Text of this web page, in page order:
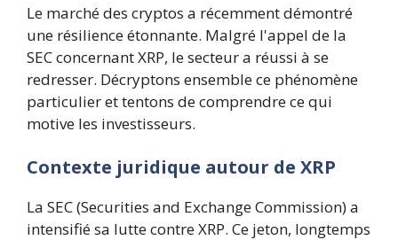
Le marché des cryptos a récemment démontré
une résilience étonnante. Malgré l'appel de la
SEC concernant XRP, le secteur a réussi à se
redresser. Décryptons ensemble ce phénomène
particulier et tentons de comprendre ce qui
motive les investisseurs.
Contexte juridique autour de XRP
La SEC (Securities and Exchange Commission) a
intensifié sa lutte contre XRP. Ce jeton, longtemps